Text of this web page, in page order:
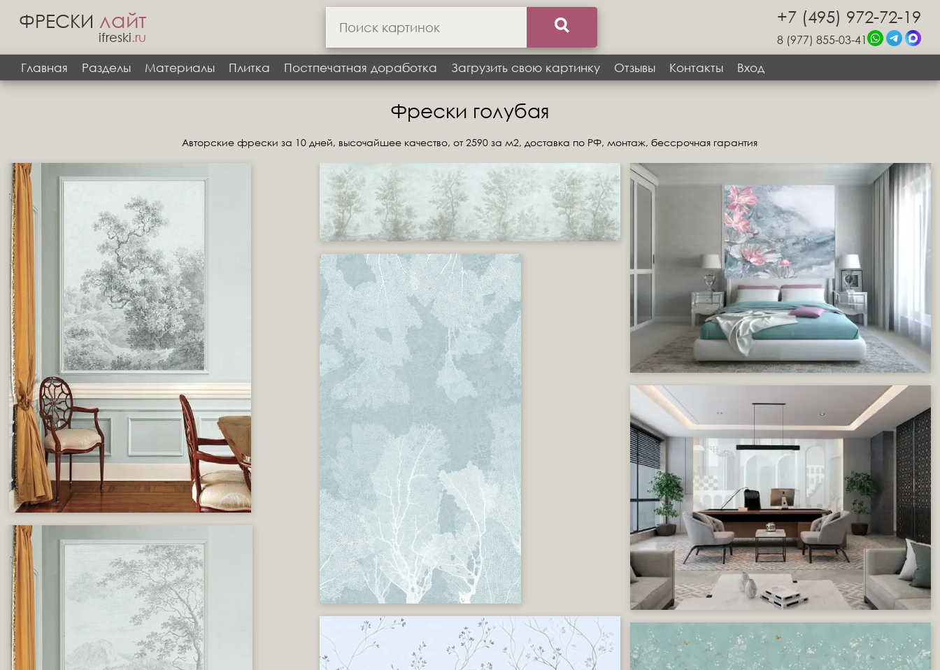
ФРЕСКИ лайт
ifreski.ru
+7 (495) 972-72-19
8 (977) 855-03-41
Главная
Разделы Материалы Плитка Постпечатная доработка Загрузить свою картинку Отзывы Контакты Вход
Фрески голубая
Авторские фрески за 10 дней, высочайшее качество, от 2590 за м2, доставка по РФ, монтаж, бессрочная гарантия